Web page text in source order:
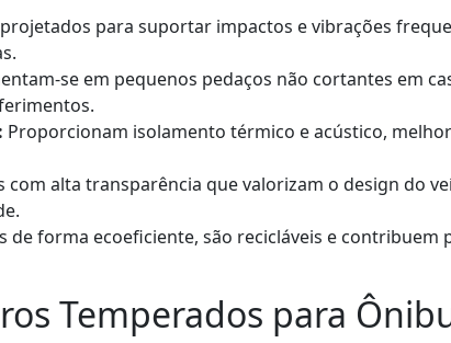
para suportar impactos e vibrações
se em pequenos pedaços não cortantes em
Proporcionam isolamento térmico e acústico,
com alta transparência que valorizam o design do
de forma ecoeficiente, são recicláveis e contribuem
Temperados para